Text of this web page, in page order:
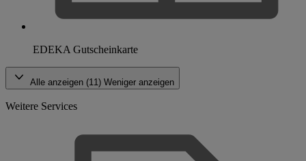
EDEKA Gutscheinkarte
Alle anzeigen (11) Weniger anzeigen
Weitere Services